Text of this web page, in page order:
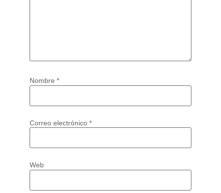
Nombre *
Correo electrónico *
Web